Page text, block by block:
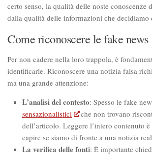
certo senso, la qualità delle noste conoscenze
dalla qualità delle informazioni che decidiamo
Come riconoscere le fake news
Per non cadere nella loro trappola, è
identificarle. Riconoscere una notizia falsa
ma una grande attenzione:
L’analisi del contesto: Spesso le fake
sensazionalistici
che non trovano
dell’articolo. Leggere l’intero contenuto
capire se siamo di fronte a una notizia
​La verifica delle fonti: È importante